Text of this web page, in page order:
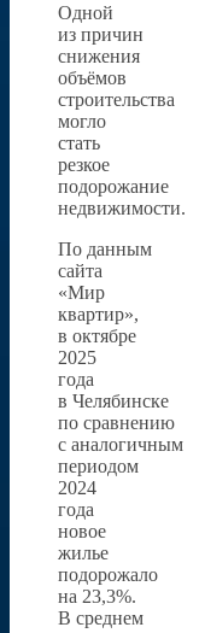
Одной
из причин
снижения
объёмов
строительства
могло
стать
резкое
подорожание
недвижимости.
По данным
сайта
«Мир
квартир»,
в октябре
2025
года
в Челябинске
по сравнению
с аналогичным
периодом
2024
года
новое
жилье
подорожало
на 23,3%.
В среднем